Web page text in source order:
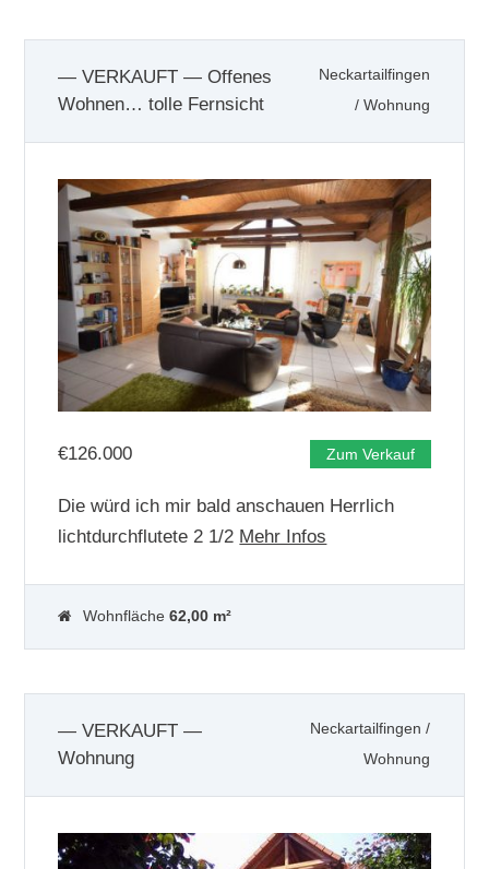
— VERKAUFT — Offenes
Wohnen… tolle Fernsicht
Neckartailfingen
/Wohnung
€126.000 Zum Verkauf
Die würd ich mir bald anschauen Herrlich
lichtdurchflutete 2 1/2 Mehr Infos
Wohnfläche 62,00 m²
— VERKAUFT —
Wohnung
Neckartailfingen /
Wohnung